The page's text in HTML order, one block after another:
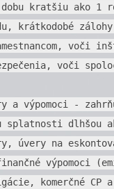
dobu kratšiu ako 1
krátkodobé
voči
voči
a výpomoci -
splatnosti dlhšou
úvery na
výpomoci
komerčné CP